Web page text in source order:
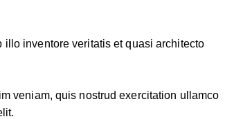
inventore veritatis et quasi architecto
veniam, quis nostrud exercitation ullamco